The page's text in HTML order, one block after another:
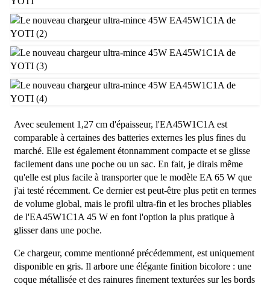
Avec seulement 1,27 cm d'épaisseur, l'EA45W1C1A est
comparable à certaines des batteries externes les plus fines du
marché. Elle est également étonnamment compacte et se glisse
facilement dans une poche ou un sac. En fait, je dirais même
qu'elle est plus facile à transporter que le modèle EA 65 W que
j'ai testé récemment. Ce dernier est peut-être plus petit en termes
de volume global, mais le profil ultra-fin et les broches pliables
de l'EA45W1C1A 45 W en font l'option la plus pratique à
glisser dans une poche.
Ce chargeur, comme mentionné précédemment, est uniquement
disponible en gris. Il arbore une élégante finition bicolore : une
coque métallisée et des rainures finement texturées sur les bords